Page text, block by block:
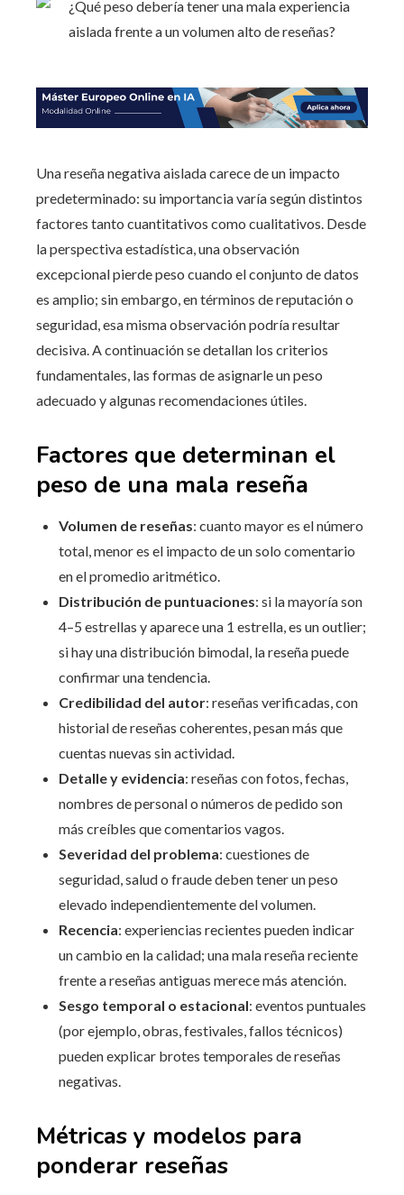
Una reseña negativa aislada carece de un impacto
predeterminado: su importancia varía según distintos
factores tanto cuantitativos como cualitativos. Desde
la perspectiva estadística, una observación
excepcional pierde peso cuando el conjunto de datos
es amplio; sin embargo, en términos de reputación o
seguridad, esa misma observación podría resultar
decisiva. A continuación se detallan los criterios
fundamentales, las formas de asignarle un peso
adecuado y algunas recomendaciones útiles.
Factores que determinan el
peso de una mala reseña
Volumen de reseñas: cuanto mayor es el número
total, menor es el impacto de un solo comentario
en el promedio aritmético.
Distribución de puntuaciones: si la mayoría son
4–5 estrellas y aparece una 1 estrella, es un outlier;
si hay una distribución bimodal, la reseña puede
confirmar una tendencia.
Credibilidad del autor: reseñas verificadas, con
historial de reseñas coherentes, pesan más que
cuentas nuevas sin actividad.
Detalle y evidencia: reseñas con fotos, fechas,
nombres de personal o números de pedido son
más creíbles que comentarios vagos.
Severidad del problema: cuestiones de
seguridad, salud o fraude deben tener un peso
elevado independientemente del volumen.
Recencia: experiencias recientes pueden indicar
un cambio en la calidad; una mala reseña reciente
frente a reseñas antiguas merece más atención.
Sesgo temporal o estacional: eventos puntuales
(por ejemplo, obras, festivales, fallos técnicos)
pueden explicar brotes temporales de reseñas
negativas.
Métricas y modelos para
ponderar reseñas